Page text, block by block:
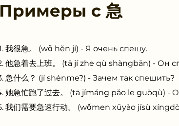
Примеры с 急
我很急。 (wǒ hěn jí) - Я очень спешу.
他急着去上班。 (tā jí zhe qù shàngbān) - Он
急什么？ (jí shénme?) - Зачем так спешить?
她急忙跑了过去。 (tā jímáng pǎo le guòqù) -
我们需要急速行动。 (wǒmen xūyào jísù